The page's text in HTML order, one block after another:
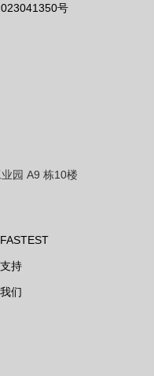
号
园 A9 栋10楼
持
们